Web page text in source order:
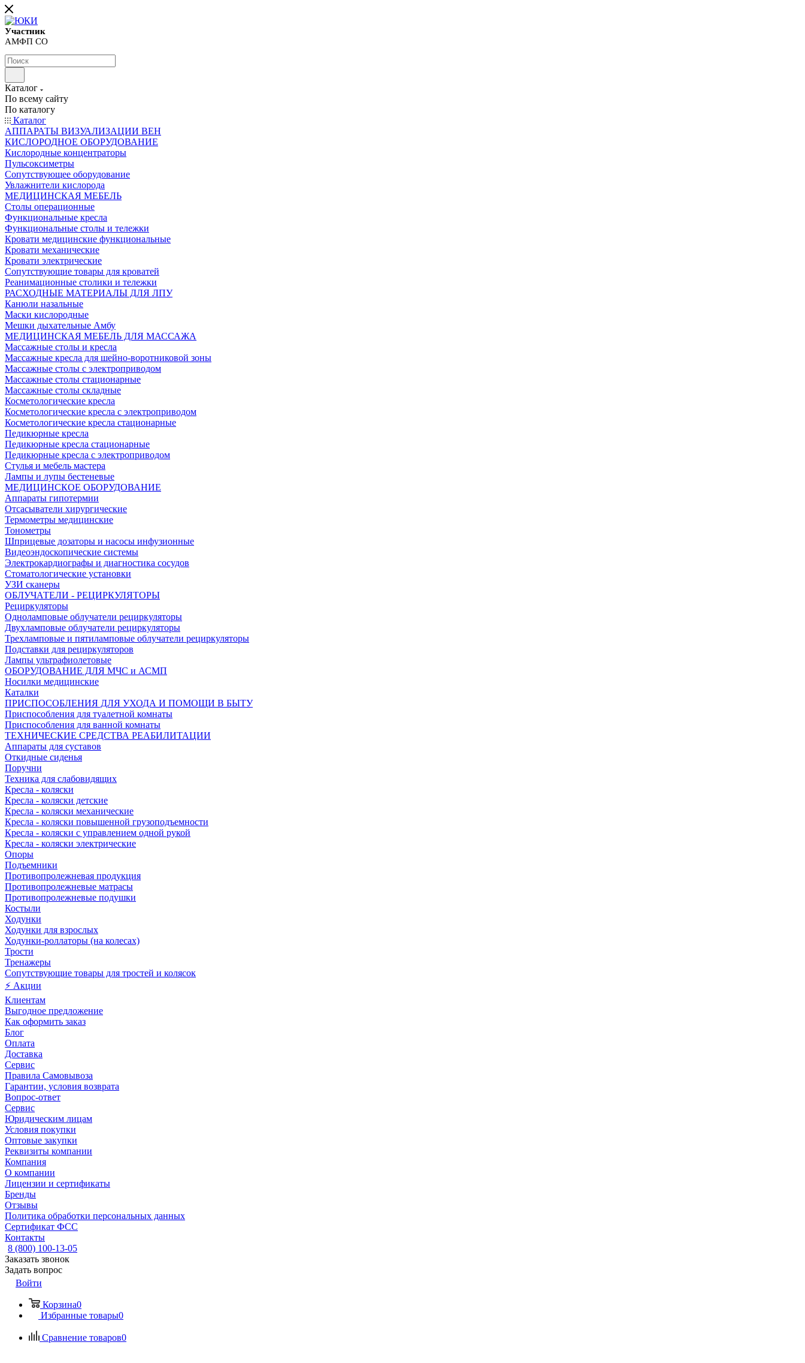
Участник
АМФП СО
Каталог
По всему сайту
По каталогу
Каталог
АППАРАТЫ ВИЗУАЛИЗАЦИИ ВЕН
КИСЛОРОДНОЕ ОБОРУДОВАНИЕ
Кислородные концентраторы
Пульсоксиметры
Сопутствующее оборудование
Увлажнители кислорода
МЕДИЦИНСКАЯ МЕБЕЛЬ
Столы операционные
Функциональные кресла
Функциональные столы и тележки
Кровати медицинские функциональные
Кровати механические
Кровати электрические
Сопутствующие товары для кроватей
Реанимационные столики и тележки
РАСХОДНЫЕ МАТЕРИАЛЫ ДЛЯ ЛПУ
Канюли назальные
Маски кислородные
Мешки дыхательные Амбу
МЕДИЦИНСКАЯ МЕБЕЛЬ ДЛЯ МАССАЖА
Массажные столы и кресла
Массажные кресла для шейно-воротниковой зоны
Массажные столы с электроприводом
Массажные столы стационарные
Массажные столы складные
Косметологические кресла
Косметологические кресла с электроприводом
Косметологические кресла стационарные
Педикюрные кресла
Педикюрные кресла стационарные
Педикюрные кресла с электроприводом
Стулья и мебель мастера
Лампы и лупы бестеневые
МЕДИЦИНСКОЕ ОБОРУДОВАНИЕ
Аппараты гипотермии
Отсасыватели хирургические
Термометры медицинские
Тонометры
Шприцевые дозаторы и насосы инфузионные
Видеоэндоскопические системы
Электрокардиографы и диагностика сосудов
Стоматологические установки
УЗИ сканеры
ОБЛУЧАТЕЛИ - РЕЦИРКУЛЯТОРЫ
Рециркуляторы
Одноламповые облучатели рециркуляторы
Двухламповые облучатели рециркуляторы
Трехламповые и пятиламповые облучатели рециркуляторы
Подставки для рециркуляторов
Лампы ультрафиолетовые
ОБОРУДОВАНИЕ ДЛЯ МЧС и АСМП
Носилки медицинские
Каталки
ПРИСПОСОБЛЕНИЯ ДЛЯ УХОДА И ПОМОЩИ В БЫТУ
Приспособления для туалетной комнаты
Приспособления для ванной комнаты
ТЕХНИЧЕСКИЕ СРЕДСТВА РЕАБИЛИТАЦИИ
Аппараты для суставов
Откидные сиденья
Поручни
Техника для слабовидящих
Кресла - коляски
Кресла - коляски детские
Кресла - коляски механические
Кресла - коляски повышенной грузоподъемности
Кресла - коляски с управлением одной рукой
Кресла - коляски электрические
Опоры
Подъемники
Противопролежневая продукция
Противопролежневые матрасы
Противопролежневые подушки
Костыли
Ходунки
Ходунки для взрослых
Ходунки-роллаторы (на колесах)
Трости
Тренажеры
Сопутствующие товары для тростей и колясок
⚡ Акции
Клиентам
Выгодное предложение
Как оформить заказ
Блог
Оплата
Доставка
Сервис
Правила Самовывоза
Гарантии, условия возврата
Вопрос-ответ
Сервис
Юридическим лицам
Условия покупки
Оптовые закупки
Реквизиты компании
Компания
О компании
Лицензии и сертификаты
Бренды
Отзывы
Политика обработки персональных данных
Сертификат ФСС
Контакты
8 (800) 100-13-05
Заказать звонок
Задать вопрос
Войти
Корзина0
Избранные товары0
Сравнение товаров0